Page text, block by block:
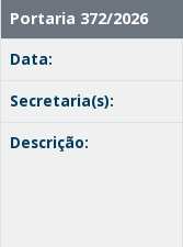
Portaria 372/2026
Data:
Secretaria(s):
Descrição: